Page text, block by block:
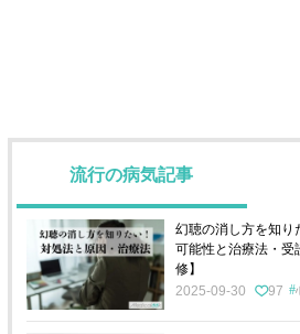
流行の病気記事
幻聴の消し方を知り
可能性と治療法・受
修】
2025-09-30
97